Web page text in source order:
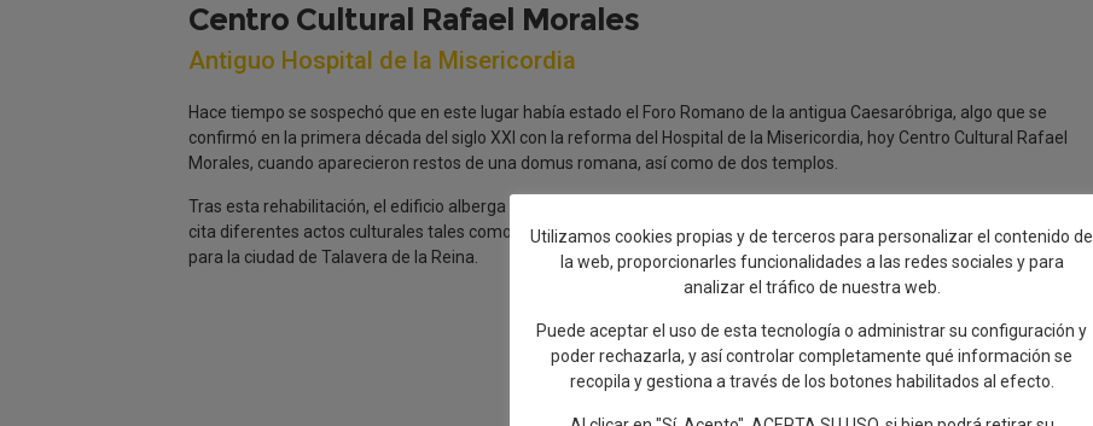
Centro Cultural Rafael Morales
Antiguo Hospital de la Misericordia
Hace tiempo se sospechó que en este lugar había estado el Foro Romano de la antigua Caesaróbriga, algo que se
confirmó en la primera década del siglo XXI con la reforma del Hospital de la Misericordia, hoy Centro Cultural Rafael
Morales, cuando aparecieron restos de una domus romana, así como de dos templos.
Tras esta rehabilitación, el edificio alberga un centro cultural, dedicado al poeta local Rafael Morales, donde se dan
cita diferentes actos culturales tales como conferencias, exposiciones o talleres, siendo un centro de referencia
para la ciudad de Talavera de la Reina.
Utilizamos cookies propias y de terceros para personalizar el contenido de
la web, proporcionarles funcionalidades a las redes sociales y para
analizar el tráfico de nuestra web.
Puede aceptar el uso de esta tecnología o administrar su configuración y
poder rechazarla, y así controlar completamente qué información se
recopila y gestiona a través de los botones habilitados al efecto.